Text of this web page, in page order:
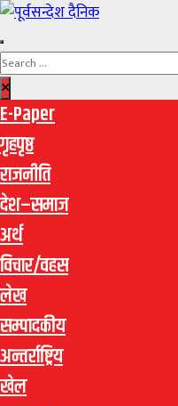
E-Paper
गृहपृष्ठ
राजनीति
देश–समाज
अर्थ
विचार/वहस
लेख
सम्पादकीय
अन्तर्राष्ट्रिय
खेल